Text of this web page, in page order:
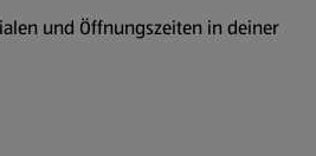
und Öffnungszeiten in deiner